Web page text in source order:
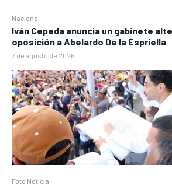
Nacional
Iván Cepeda anuncia un gabinete
oposición a Abelardo De la Espriella
7 de agosto de 2026
Foto Noticia